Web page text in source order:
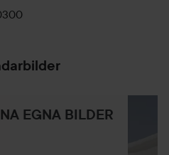
EGNA BILDER